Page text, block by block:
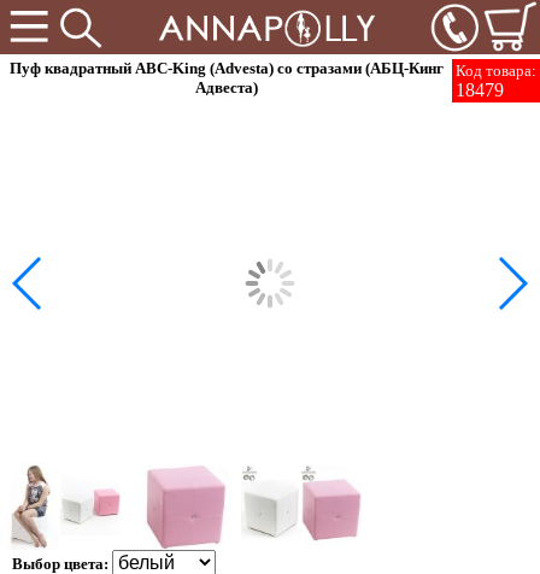
Код товара:
18479
Пуф квадратный ABC-King (Advesta) со стразами (АБЦ-Кинг
Адвеста)
Выбор цвета: